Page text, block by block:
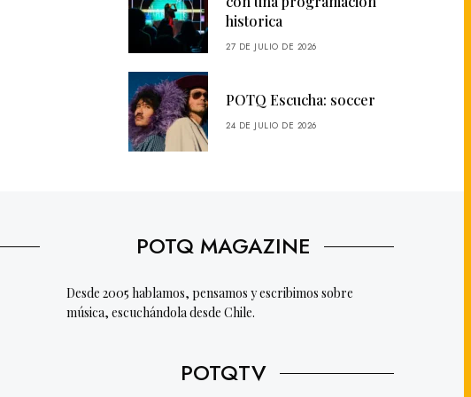
historica
27 DE JULIO DE 2026
POTQ Escucha: soccer
24 DE JULIO DE 2026
POTQ MAGAZINE
Desde 2005 hablamos, pensamos y escribimos sobre
música, escuchándola desde Chile.
POTQTV